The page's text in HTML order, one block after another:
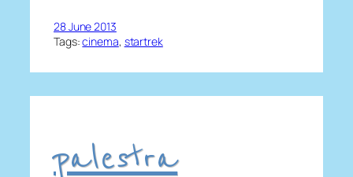
28 June 2013
Tags:cinema, startrek
palestra